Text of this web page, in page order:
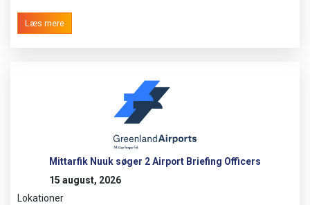
Læs mere
Mittarfik Nuuk søger 2 Airport Briefing Officers
15 august, 2026
Lokationer